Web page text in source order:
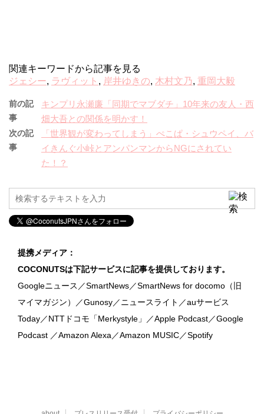
関連キーワードから記事を見る
ジェシー, ラヴィット , 岸井ゆきの, 木村文乃, 重岡大毅
前の記
事
キンプリ永瀬廉「同期でマブダチ」10年来の友人・西
畑大吾との関係を明かす！
次の記
事
「世界観が変わってしまう」ぺこぱ・シュウペイ、バ
イきんぐ小峠とアンパンマンからNGにされてい
た！？
提携メディア：
COCONUTSは下記サービスに記事を提供しております。
Googleニュース／SmartNews／SmartNews for docomo（旧
マイマガジン）／Gunosy／ニュースライト／auサービス
Today／NTTドコモ「Merkystyle」／Apple Podcast／Google
Podcast ／Amazon Alexa／Amazon MUSIC／Spotify